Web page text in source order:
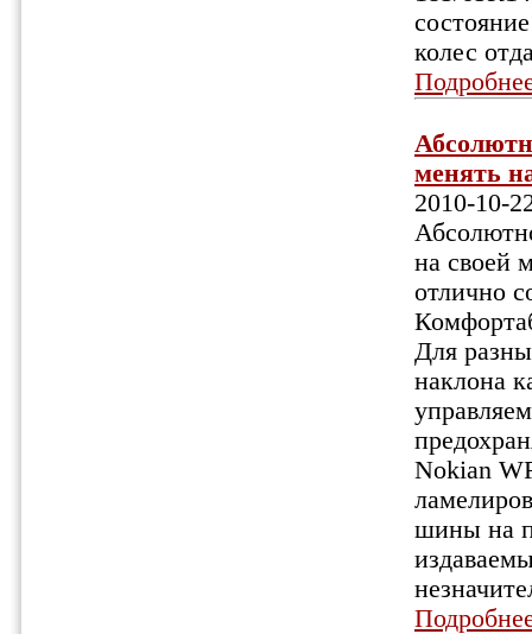
колес
менять
2010-10-
на своей
отлично
Для
наклона
Nokian
шины на